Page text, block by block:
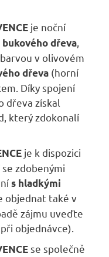
je noční
dřeva,
v olivovém
dřeva (horní
Díky spojení
dřeva získal
který zdokonalí
je k dispozici
zdobenými
s hladkými
objednat také v
zájmu uveďte
objednávce).
se společně